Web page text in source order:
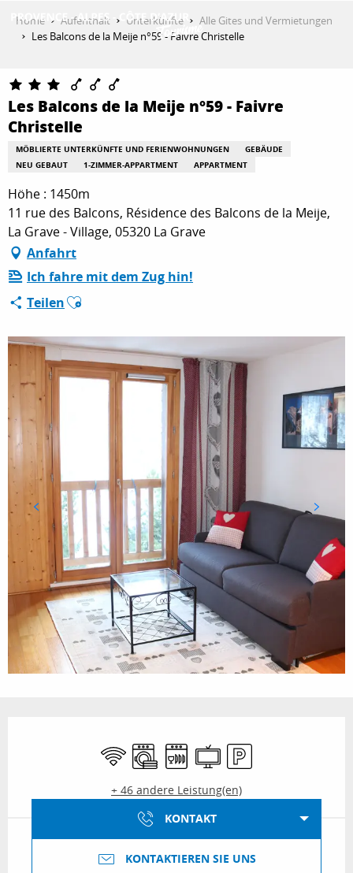
ENTDECKEN
AKTIVITÄTEN
AUFENTHALT
ESPACE PRO
Home Aufenthalt Unterkünfte
Alle Gites und Vermietungen
Les Balcons de la Meije n°59 - Faivre Christelle
Les Balcons de la Meije n°59 - Faivre
Christelle
MÖBLIERTE UNTERKÜNFTE UND FERIENWOHNUNGEN
GEBÄUDE
NEU GEBAUT
1-ZIMMER-APPARTMENT APPARTMENT
Höhe : 1450m
11 rue des Balcons, Résidence des Balcons de la Meije,
La Grave - Village, 05320 La Grave
Anfahrt
Ich fahre mit dem Zug hin!
TeilenAjouter aux favoris
Wi-Fi Waschmaschine
Geschirrspülmaschine
Fernsehen
Parkplatz
+ 46 andere Leistung(en)
KONTAKT
KONTAKTIEREN SIE UNS